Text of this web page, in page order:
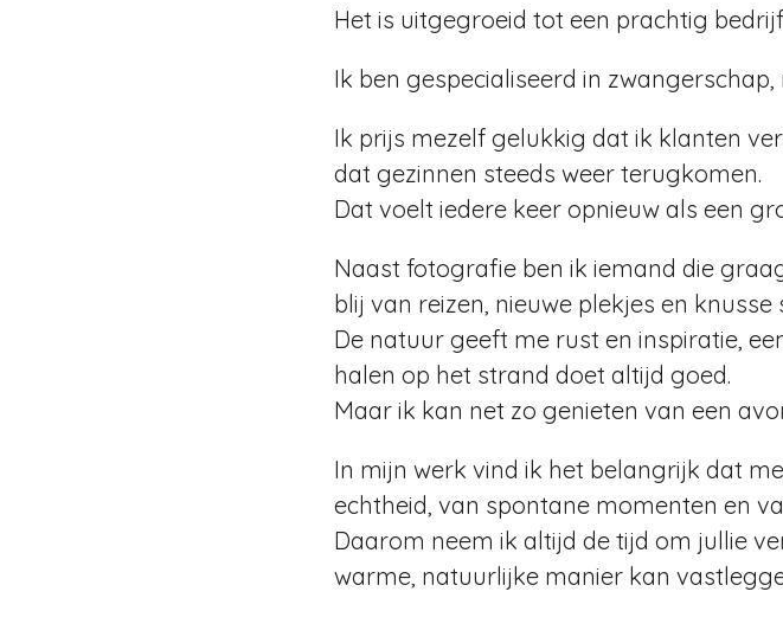
Het is uitgegroeid tot een prachtig
Ik ben gespecialiseerd in
Ik prijs mezelf gelukkig dat ik klanten
dat gezinnen steeds weer terugkomen.
Dat voelt iedere keer opnieuw als een
Naast fotografie ben ik iemand die
blij van reizen, nieuwe plekjes en
De natuur geeft me rust en inspiratie,
halen op het strand doet altijd goed.
Maar ik kan net zo genieten van een
In mijn werk vind ik het belangrijk dat
echtheid, van spontane momenten en
Daarom neem ik altijd de tijd om jullie
warme, natuurlijke manier kan